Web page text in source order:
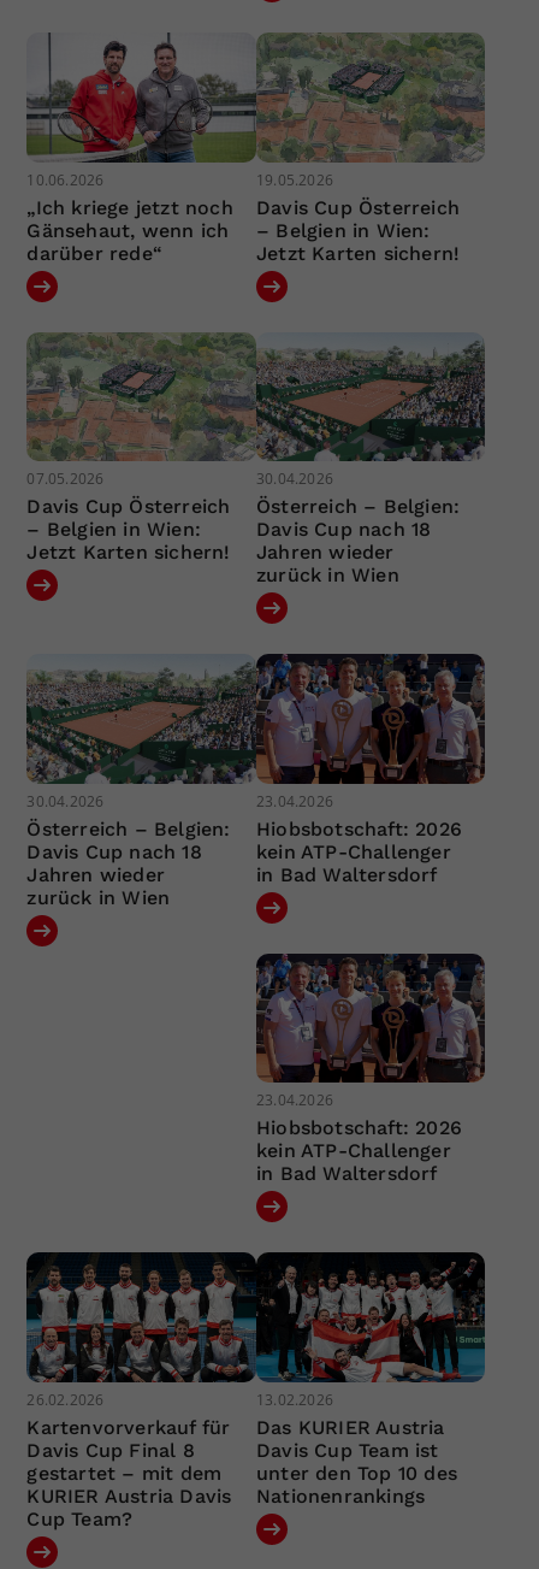
10.06.2026
„Ich kriege jetzt noch
Gänsehaut, wenn ich
darüber rede“
19.05.2026
Davis Cup Österreich
– Belgien in Wien:
Jetzt Karten sichern!
07.05.2026
Davis Cup Österreich
– Belgien in Wien:
Jetzt Karten sichern!
30.04.2026
Österreich – Belgien:
Davis Cup nach 18
Jahren wieder
zurück in Wien
30.04.2026
Österreich – Belgien:
Davis Cup nach 18
Jahren wieder
zurück in Wien
23.04.2026
Hiobsbotschaft: 2026
kein ATP-Challenger
in Bad Waltersdorf
23.04.2026
Hiobsbotschaft: 2026
kein ATP-Challenger
in Bad Waltersdorf
26.02.2026
Kartenvorverkauf für
Davis Cup Final 8
gestartet – mit dem
KURIER Austria Davis
Cup Team?
13.02.2026
Das KURIER Austria
Davis Cup Team ist
unter den Top 10 des
Nationenrankings